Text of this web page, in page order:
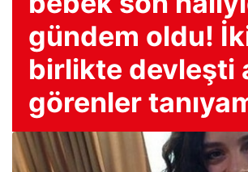
gündem oldu!
birlikte devleşti
görenler